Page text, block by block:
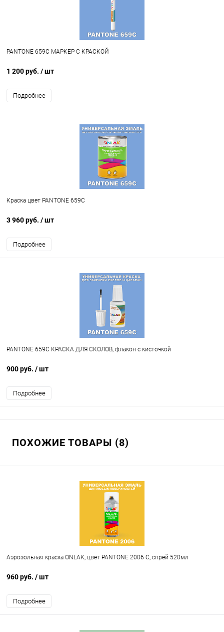
PANTONE 659C МАРКЕР С КРАСКОЙ
1 200 руб. / шт
Подробнее
Краска цвет PANTONE 659C
3 960 руб. / шт
Подробнее
PANTONE 659C КРАСКА ДЛЯ СКОЛОВ, флакон с кисточкой
900 руб. / шт
Подробнее
ПОХОЖИЕ ТОВАРЫ (8)
Аэрозольная краска ONLAK, цвет PANTONE 2006 C, спрей 520мл
960 руб. / шт
Подробнее